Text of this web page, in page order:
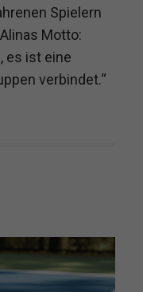
Spielern
Motto:
es ist eine
verbindet.“